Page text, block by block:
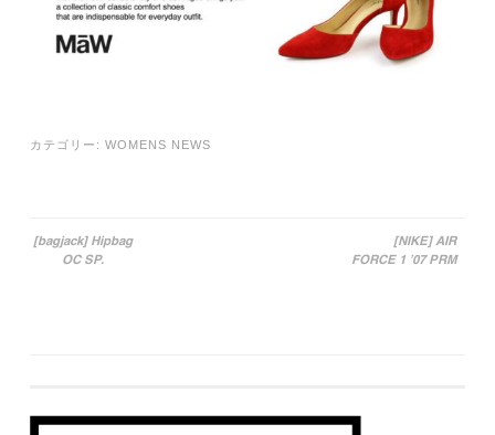
カテゴリー: WOMENS NEWS
[bagjack] Hipbag
OC SP.
[NIKE] AIR
FORCE 1 ’07 PRM